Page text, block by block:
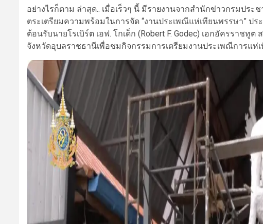
อย่างไรก็ตาม ล่าสุด.. เมื่อเร็วๆ นี้ มีรายงานจากสำนักข่าวกรมปร
ตระเตรียมความพร้อมในการจัด “งานประเพณีแห่เทียนพรรษา” ป
ต้อนรับนายโรเบิร์ต เอฟ. โกเด็ก (Robert F. Godec) เอกอัครราชทู
จังหวัดอุบลราชธานีเพื่อชมกิจกรรมการเตรียมงานประเพณีการแห่